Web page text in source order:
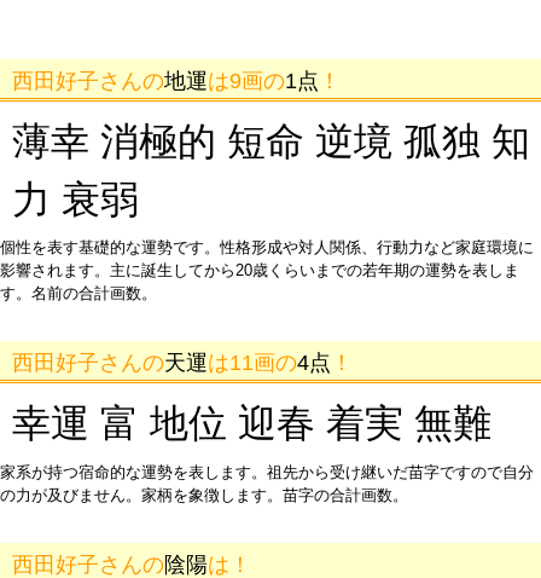
西田好子さんの地運は9画の1点 ！
薄幸 消極的 短命 逆境 孤独 知
力 衰弱
個性を表す基礎的な運勢です。性格形成や対人関係、行動力など家庭環境に
影響されます。主に誕生してから20歳くらいまでの若年期の運勢を表しま
す。名前の合計画数。
西田好子さんの天運は11画の4点 ！
幸運 富 地位 迎春 着実 無難
家系が持つ宿命的な運勢を表します。祖先から受け継いだ苗字ですので自分
の力が及びません。家柄を象徴します。苗字の合計画数。
西田好子さんの陰陽は！